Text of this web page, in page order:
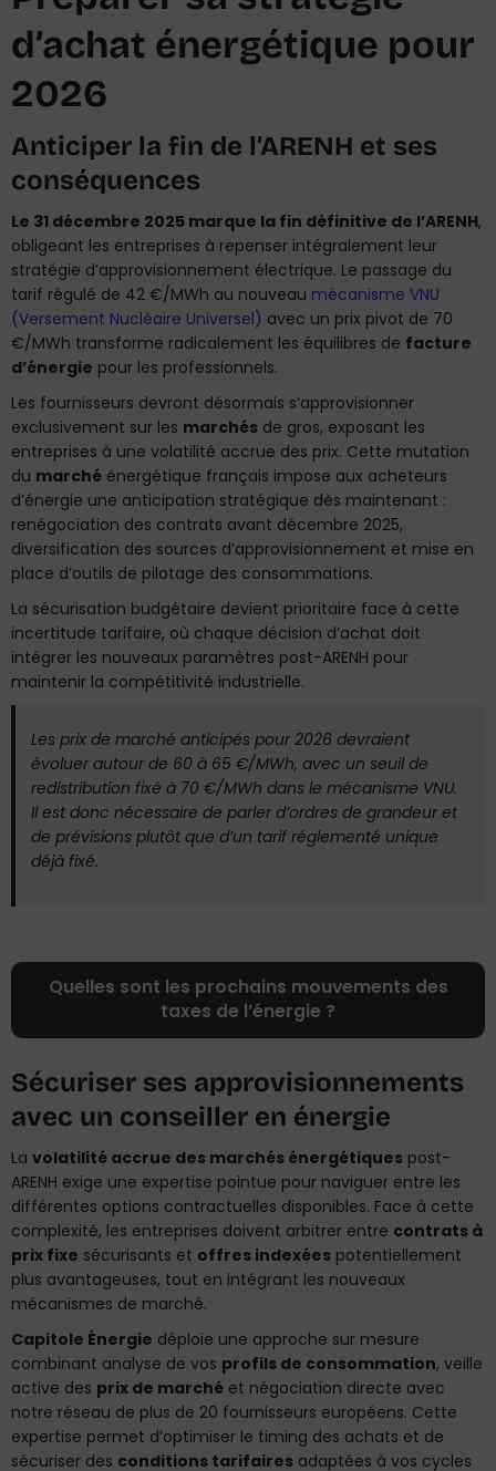
d’achat énergétique pour
2026
Anticiper la fin de l’ARENH et ses
conséquences
Le 31 décembre 2025 marque la fin définitive de l’ARENH,
obligeant les entreprises à repenser intégralement leur
stratégie d’approvisionnement électrique. Le passage du
tarif régulé de 42 €/MWh au nouveau mécanisme VNU
(Versement Nucléaire Universel) avec un prix pivot de 70
€/MWh transforme radicalement les équilibres de facture
d’énergie pour les professionnels.
Les fournisseurs devront désormais s’approvisionner
exclusivement sur les marchés de gros, exposant les
entreprises à une volatilité accrue des prix. Cette mutation
du marché énergétique français impose aux acheteurs
d’énergie une anticipation stratégique dès maintenant :
renégociation des contrats avant décembre 2025,
diversification des sources d’approvisionnement et mise en
place d’outils de pilotage des consommations.
La sécurisation budgétaire devient prioritaire face à cette
incertitude tarifaire, où chaque décision d’achat doit
intégrer les nouveaux paramètres post-ARENH pour
maintenir la compétitivité industrielle.
Les prix de marché anticipés pour 2026 devraient
évoluer autour de 60 à 65 €/MWh, avec un seuil de
redistribution fixé à 70 €/MWh dans le mécanisme VNU.
Il est donc nécessaire de parler d’ordres de grandeur et
de prévisions plutôt que d’un tarif réglementé unique
déjà fixé.
Quelles sont les prochains mouvements des
taxes de l’énergie ?
Sécuriser ses approvisionnements
avec un conseiller en énergie
La volatilité accrue des marchés énergétiques post-
ARENH exige une expertise pointue pour naviguer entre les
différentes options contractuelles disponibles. Face à cette
complexité, les entreprises doivent arbitrer entre contrats à
prix fixe sécurisants et offres indexées potentiellement
plus avantageuses, tout en intégrant les nouveaux
mécanismes de marché.
Capitole Énergie déploie une approche sur mesure
combinant analyse de vos profils de consommation, veille
active des prix de marché et négociation directe avec
notre réseau de plus de 20 fournisseurs européens. Cette
expertise permet d’optimiser le timing des achats et de
sécuriser des conditions tarifaires adaptées à vos cycles